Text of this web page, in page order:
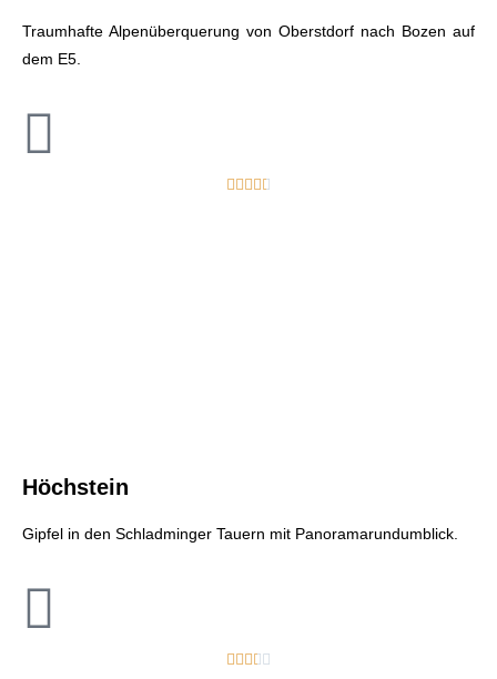
Traumhafte Alpenüberquerung von Oberstdorf nach Bozen auf
dem E5.
    
Höchstein
Gipfel in den Schladminger Tauern mit Panoramarundumblick.
    